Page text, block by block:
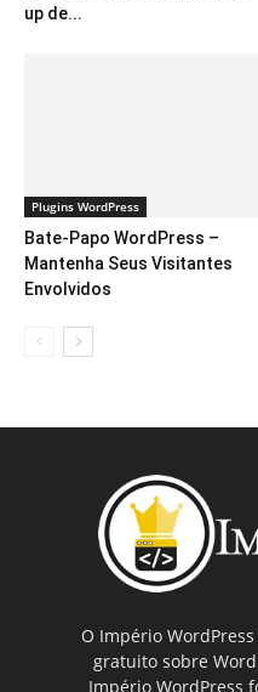
up de...
Plugins WordPress
Bate-Papo WordPress –
Mantenha Seus Visitantes
Envolvidos
O Império
gratuito sobre
Império WordPress